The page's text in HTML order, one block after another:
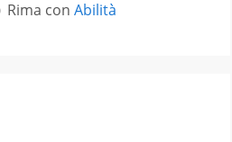
Rima con Abilità